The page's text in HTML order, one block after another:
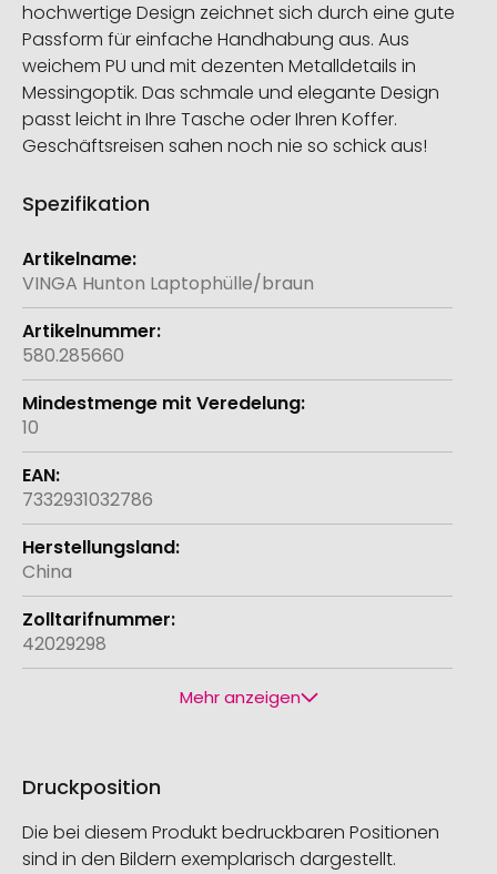
hochwertige Design zeichnet sich durch eine gute
Passform für einfache Handhabung aus. Aus
weichem PU und mit dezenten Metalldetails in
Messingoptik. Das schmale und elegante Design
passt leicht in Ihre Tasche oder Ihren Koffer.
Geschäftsreisen sahen noch nie so schick aus!
Spezifikation
Weitere
Informationen
VINGA Hunton Laptophülle/braun
580.285660
10
7332931032786
China
42029298
Mehr anzeigen
Druckposition
Die bei diesem Produkt bedruckbaren Positionen
sind in den Bildern exemplarisch dargestellt.